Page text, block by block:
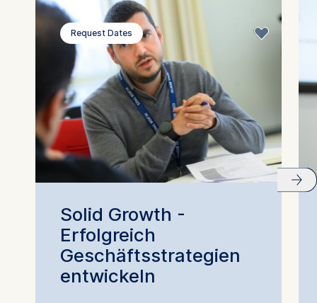
Request Dates
Solid Growth -
Erfolgreich
Geschäftsstrategien
entwickeln